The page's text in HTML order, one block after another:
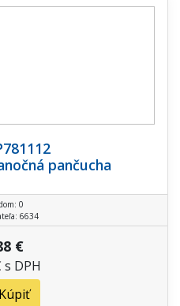
pančucha
0
6634
€
s DPH